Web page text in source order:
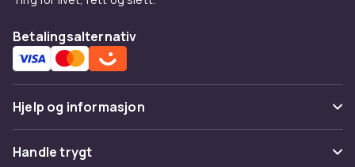
Betalingsalternativ
Hjelp og informasjon
Vanlige spørsmål
Handle trygt